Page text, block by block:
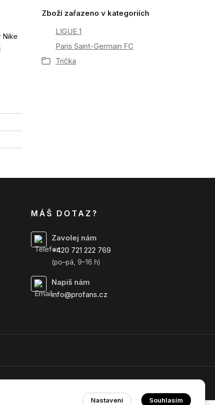
Nike
Zboží zařazeno v kategoriích
LIGUE 1
Paris Saint-Germain FC
Trička
MÁŠ DOTAZ?
Zavolej nám
+420 721 222 769
(po–pá, 9–16 h)
Napiš nám
info@profans.cz
Nastavení Souhlasím